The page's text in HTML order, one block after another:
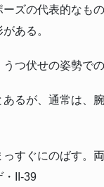
ズの代表的なも
ある。
つ伏せの姿勢で
るが、通常は、
すぐにのばす。
・II-39